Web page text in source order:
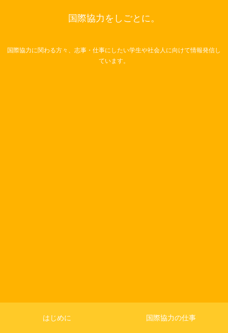
国際協力をしごとに。
国際協力に関わる方々、志事・仕事にしたい学生や社会人に向けて情報発信し
ています。
はじめに 国際協力の仕事